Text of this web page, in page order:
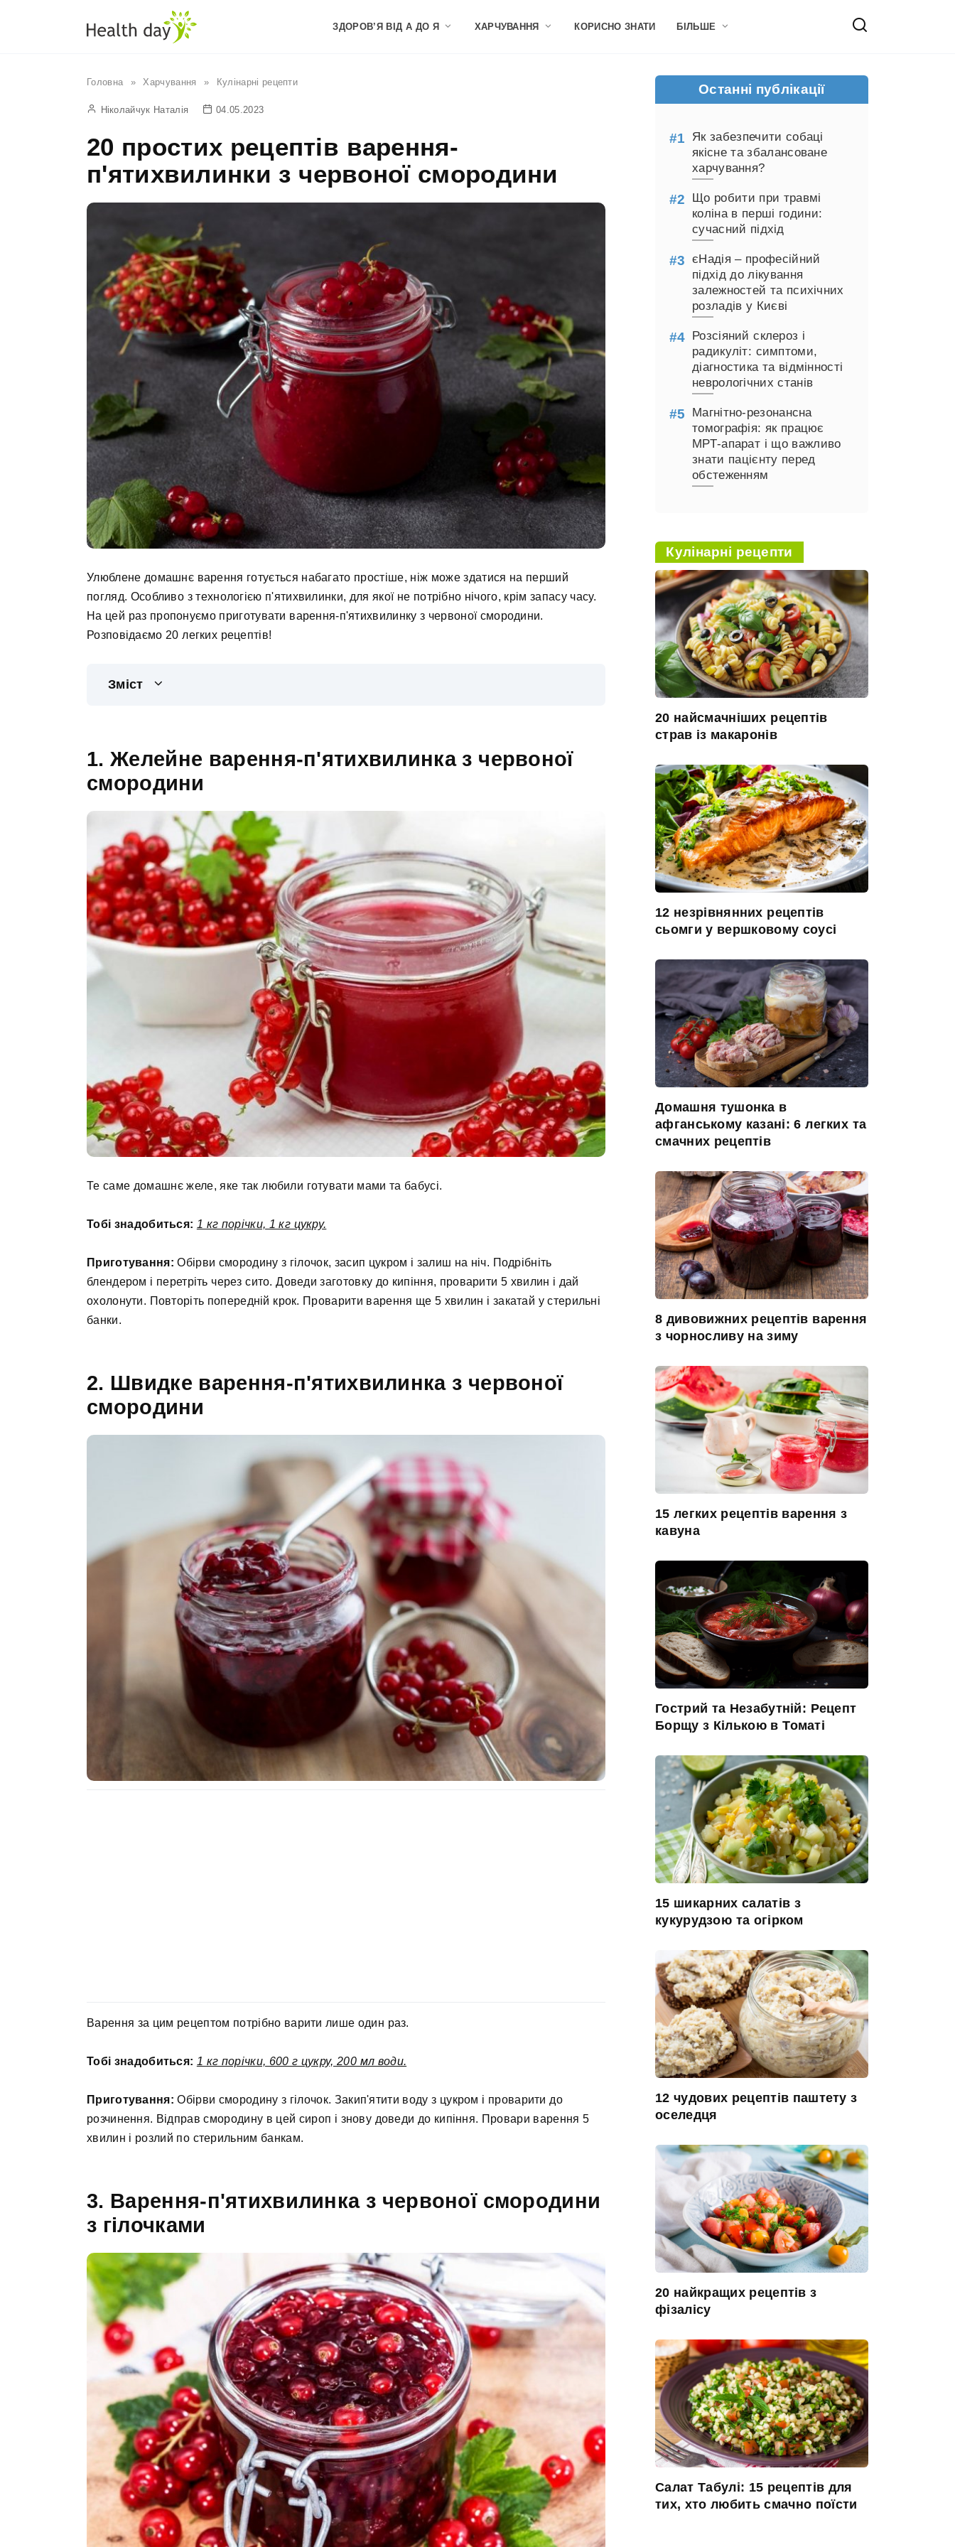
ЗДОРОВ’Я ВІД А ДО Я ХАРЧУВАННЯ КОРИСНО ЗНАТИ БІЛЬШЕ
Головна » Харчування » Кулінарні рецепти
Ніколайчук Наталія 04.05.2023
20 простих рецептів варення-
п'ятихвилинки з червоної смородини
Улюблене домашнє варення готується набагато простіше, ніж може здатися на перший
погляд. Особливо з технологією п'ятихвилинки, для якої не потрібно нічого, крім запасу часу.
На цей раз пропонуємо приготувати варення-п'ятихвилинку з червоної смородини.
Розповідаємо 20 легких рецептів!
Зміст
1. Желейне варення-п'ятихвилинка з червоної
смородини
Те саме домашнє желе, яке так любили готувати мами та бабусі.
Тобі знадобиться: 1 кг порічки, 1 кг цукру.
Приготування: Обірви смородину з гілочок, засип цукром і залиш на ніч. Подрібніть
блендером і перетріть через сито. Доведи заготовку до кипіння, проварити 5 хвилин і дай
охолонути. Повторіть попередній крок. Проварити варення ще 5 хвилин і закатай у стерильні
банки.
2. Швидке варення-п'ятихвилинка з червоної
смородини
Варення за цим рецептом потрібно варити лише один раз.
Тобі знадобиться: 1 кг порічки, 600 г цукру, 200 мл води.
Приготування: Обірви смородину з гілочок. Закип'ятити воду з цукром і проварити до
розчинення. Відправ смородину в цей сироп і знову доведи до кипіння. Провари варення 5
хвилин і розлий по стерильним банкам.
3. Варення-п'ятихвилинка з червоної смородини
з гілочками
Останні публікації
Як забезпечити собаці
якісне та збалансоване
харчування?
Що робити при травмі
коліна в перші години:
сучасний підхід
єНадія – професійний
підхід до лікування
залежностей та психічних
розладів у Києві
Розсіяний склероз і
радикуліт: симптоми,
діагностика та відмінності
неврологічних станів
Магнітно-резонансна
томографія: як працює
МРТ-апарат і що важливо
знати пацієнту перед
обстеженням
Кулінарні рецепти
20 найсмачніших рецептів
страв із макаронів
12 незрівнянних рецептів
сьомги у вершковому соусі
Домашня тушонка в
афганському казані: 6 легких та
смачних рецептів
8 дивовижних рецептів варення
з чорносливу на зиму
15 легких рецептів варення з
кавуна
Гострий та Незабутній: Рецепт
Борщу з Кількою в Томаті
15 шикарних салатів з
кукурудзою та огірком
12 чудових рецептів паштету з
оселедця
20 найкращих рецептів з
фізалісу
Салат Табулі: 15 рецептів для
тих, хто любить смачно поїсти